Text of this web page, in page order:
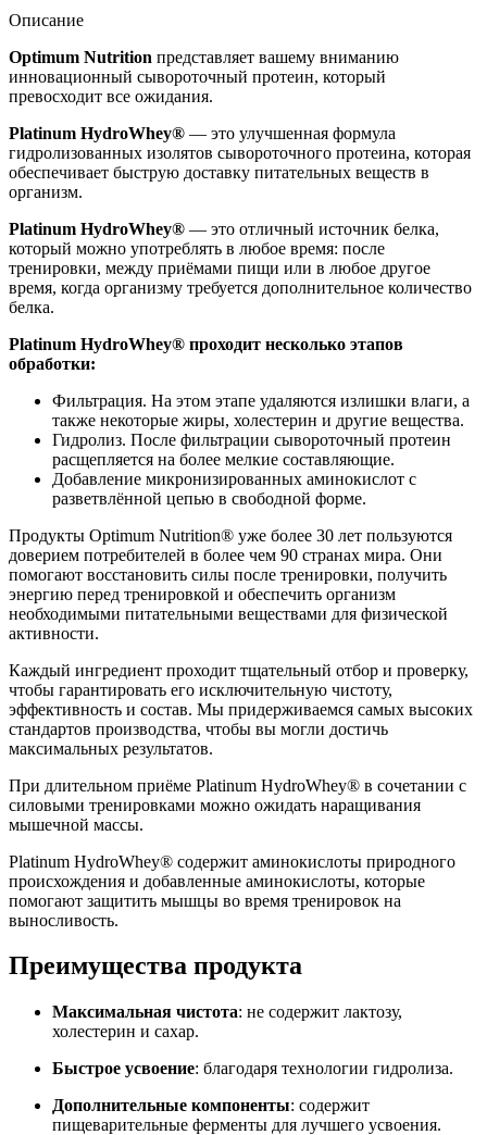
Описание
Optimum Nutrition представляет вашему вниманию
инновационный сывороточный протеин, который
превосходит все ожидания.
Platinum HydroWhey® — это улучшенная формула
гидролизованных изолятов сывороточного протеина, которая
обеспечивает быструю доставку питательных веществ в
организм.
Platinum HydroWhey® — это отличный источник белка,
который можно употреблять в любое время: после
тренировки, между приёмами пищи или в любое другое
время, когда организму требуется дополнительное количество
белка.
Platinum HydroWhey® проходит несколько этапов
обработки:
Фильтрация. На этом этапе удаляются излишки влаги, а
также некоторые жиры, холестерин и другие вещества.
Гидролиз. После фильтрации сывороточный протеин
расщепляется на более мелкие составляющие.
Добавление микронизированных аминокислот с
разветвлённой цепью в свободной форме.
Продукты Optimum Nutrition® уже более 30 лет пользуются
доверием потребителей в более чем 90 странах мира. Они
помогают восстановить силы после тренировки, получить
энергию перед тренировкой и обеспечить организм
необходимыми питательными веществами для физической
активности.
Каждый ингредиент проходит тщательный отбор и проверку,
чтобы гарантировать его исключительную чистоту,
эффективность и состав. Мы придерживаемся самых высоких
стандартов производства, чтобы вы могли достичь
максимальных результатов.
При длительном приёме Platinum HydroWhey® в сочетании с
силовыми тренировками можно ожидать наращивания
мышечной массы.
Platinum HydroWhey® содержит аминокислоты природного
происхождения и добавленные аминокислоты, которые
помогают защитить мышцы во время тренировок на
выносливость.
Преимущества продукта
Максимальная чистота: не содержит лактозу,
холестерин и сахар.
Быстрое усвоение: благодаря технологии гидролиза.
Дополнительные компоненты: содержит
пищеварительные ферменты для лучшего усвоения.